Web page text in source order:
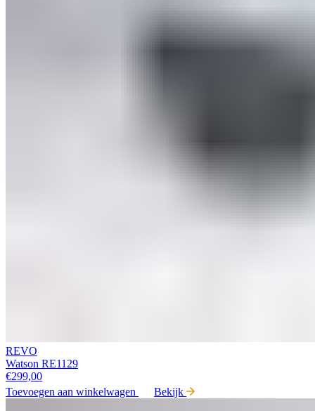
REVO
Watson RE1129
€299,00
Toevoegen aan winkelwagen
Bekijk